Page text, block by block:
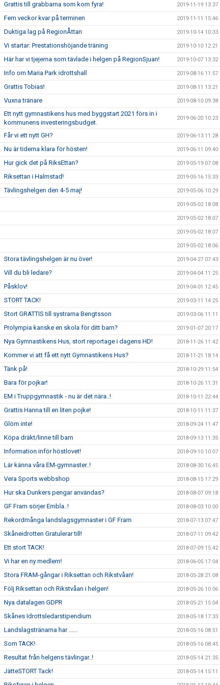
Grattis till grabbarna som kom fyra! 2019-11-19 13:37
Fem veckor kvar på terminen 2019-11-11 15:46
Duktiga lag på RegionÅttan 2019-10-14 10:33
Vi startar: Prestationshöjande träning 2019-10-10 12:21
Här har vi tjejerna som tävlade i helgen på RegionSjuan! 2019-10-07 13:32
Info om Maria Park idrottshall 2019-08-16 11:57
Grattis Tobias! 2019-08-11 13:21
Vuxna tränare 2019-08-10 09:38
Ett nytt gymnastikens hus med byggstart 2021 förs in i
kommunens investeringsbudget.
2019-06-20 10:23
Får vi ett nytt GH? 2019-06-13 11:28
Nu är tiderna klara för hösten! 2019-06-11 09:40
Hur gick det på RiksEttan? 2019-05-19 07:08
Riksettan i Halmstad! 2019-05-16 15:33
Tävlingshelgen den 4-5 maj! 2019-05-06 10:29
2019-05-02 18:08
2019-05-02 18:07
2019-05-02 18:07
2019-05-02 18:06
Stora tävlingshelgen är nu över! 2019-04-27 07:43
Vill du bli ledare? 2019-04-04 11:25
Påsklov! 2019-04-01 12:45
STORT TACK! 2019-03-11 14:25
Stort GRATTIS till systrarna Bengtsson 2019-03-06 11:11
Prolympia kanske en skola för ditt barn? 2019-01-07 20:17
Nya Gymnastikens Hus, stort reportage i dagens HD! 2018-11-26 11:42
Kommer vi att få ett nytt Gymnastikens Hus? 2018-11-21 18:14
Tänk på! 2018-10-29 11:54
Bara för pojkar! 2018-10-26 11:31
EM i Truppgymnastik - nu är det nära..! 2018-10-11 22:44
Grattis Hanna till en liten pojke! 2018-10-11 11:37
Glöm inte! 2018-09-24 11:47
Köpa dräkt/linne till barn 2018-09-13 11:35
Information inför höstlovet! 2018-09-10 10:07
Lär känna våra EM-gymnaster..! 2018-08-30 16:45
Vera Sports webbshop 2018-08-15 17:29
Hur ska Dunkers pengar användas? 2018-08-07 09:18
GF Fram sörjer Embla..! 2018-08-03 10:00
Rekordmånga landslagsgymnaster i GF Fram 2018-07-13 07:47
Skåneidrotten Gratulerar till! 2018-07-11 09:42
Ett stort TACK! 2018-07-09 15:42
Vi har en ny medlem! 2018-06-05 17:04
Stora FRAM-gångar i Riksettan och Rikstvåan! 2018-05-28 21:08
Följ Riksettan och Rikstvåan i helgen! 2018-05-26 10:06
Nya datalagen GDPR 2018-05-21 15:04
Skånes Idrottsledarstipendium 2018-05-18 17:33
Landslagstränarna har ...... 2018-05-16 08:51
Som TACK! 2018-05-16 08:45
Resultat från helgens tävlingar..! 2018-05-14 21:35
JätteSTORT Tack! 2018-05-14 15:11